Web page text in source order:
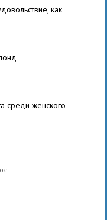
как
среди женского